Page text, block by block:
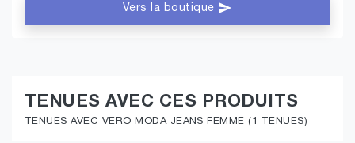
Vers la boutique
TENUES AVEC CES PRODUITS
TENUES AVEC VERO MODA JEANS FEMME (1 TENUES)